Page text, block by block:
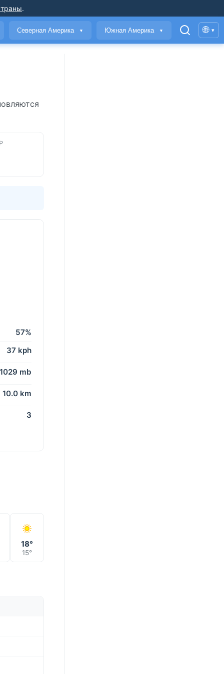
.
Северная Америка ▼ Южная Америка ▼ 🌐 ▾
57%
37 kph
1029 mb
10.0 km
3
18°
15°